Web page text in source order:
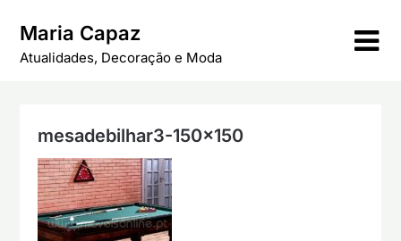
content
Maria Capaz
Atualidades, Decoração e Moda
mesadebilhar3-150×150